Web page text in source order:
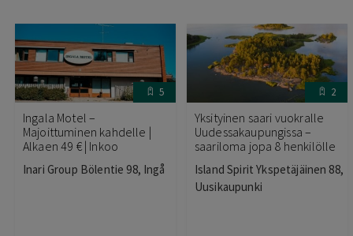
5
Ingala Motel –
Majoittuminen kahdelle |
Alkaen 49 € | Inkoo
Inari Group Bölentie 98, Ingå
2
Yksityinen saari vuokralle
Uudessakaupungissa –
saariloma jopa 8 henkilölle
Island Spirit Ykspetäjäinen 88,
Uusikaupunki